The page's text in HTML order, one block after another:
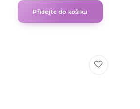
Přidejte do košíku